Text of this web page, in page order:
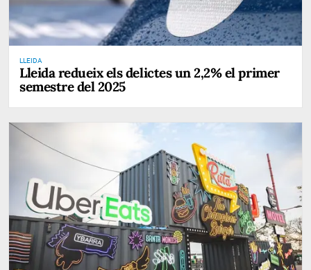
LLEIDA
Lleida redueix els delictes un 2,2% el primer
semestre del 2025